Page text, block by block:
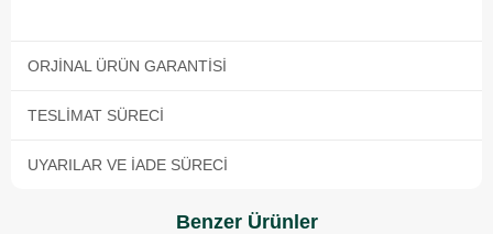
ORJINAL ÜRÜN GARANTISI
TESLIMAT SÜRECI
UYARILAR VE İADE SÜRECI
Benzer Ürünler